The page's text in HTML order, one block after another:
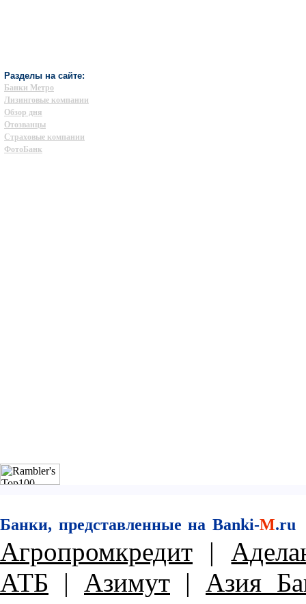
Разделы на сайте:
Банки Метро
Лизинговые компании
Обзор дня
Отозванцы
Страховые компании
ФотоБанк
Банки, представленные на Banki-M.ru
Агропромкредит |
АТБ | Азимут | Азия